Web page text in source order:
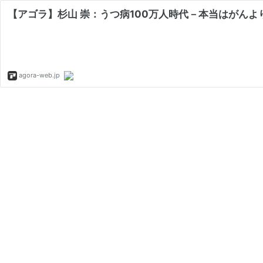
【アゴラ】杉山 崇：うつ病100万人時代－本当はがんよ
agora-web.jp